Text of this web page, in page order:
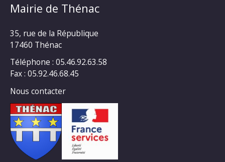
Mairie de Thénac
35, rue de la République
17460 Thénac
Téléphone : 05.46.92.63.58
Fax : 05.92.46.68.45
Nous contacter